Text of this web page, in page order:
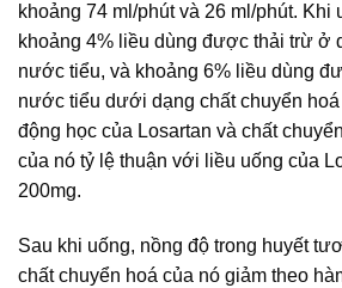
khoảng 74 ml/phút và 26 ml/phút. Khi
khoảng 4% liều dùng được thải trừ ở
nước tiểu, và khoảng 6% liều dùng
nước tiểu dưới dạng chất chuyển
động học của Losartan và chất
của nó tỷ lệ thuận với liều uống của
200mg.
Sau khi uống, nồng độ trong huyết
chất chuyển hoá của nó giảm theo